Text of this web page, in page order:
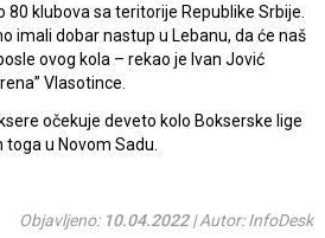
80 klubova sa teritorije Republike Srbije.
imali dobar nastup u Lebanu, da će naš
ovog kola – rekao je Ivan Jović
Vlasotince.
očekuje deveto kolo Bokserske lige
u Novom Sadu.
Objavljeno: 10.04.2022| Autor: InfoDesk